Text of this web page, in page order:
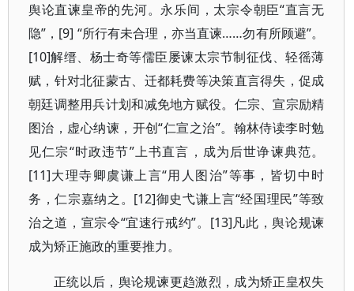
舆论直谏皇帝的先河。永乐间，太宗令朝臣“直言无
隐”，[9] “所行有未合理，亦当直谏……勿有所顾避”。
[10]解缙、杨士奇等儒臣屡谏太宗节制征伐、轻徭薄
赋，针对北征蒙古、迁都耗费等决策直言得失，促成
朝廷调整用兵计划和减免地方赋役。仁宗、宣宗励精
图治，虚心纳谏，开创“仁宣之治”。翰林侍读李时勉
见仁宗“时政违节”上书直言，成为后世诤谏典范。
[11]大理寺卿虞谦上言“用人图治”等事，皆切中时
务，仁宗嘉纳之。[12]御史弋谦上言“经国理民”等致
治之道，宣宗令“宜速行戒约”。[13]凡此，舆论规谏
成为矫正施政的重要推力。
正统以后，舆论规谏更趋激烈，成为矫正皇权失